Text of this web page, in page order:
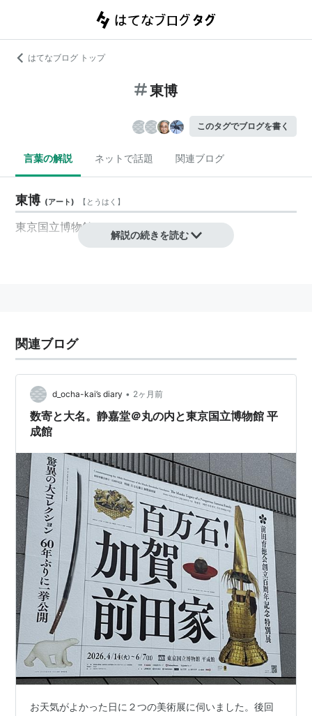
はてなブログ トップ
東博
このタグでブログを書く
言葉の解説 ネットで話題 関連ブログ
東博 (アート) 【 とうはく 】
東京国立博物館のこと。
解説の続きを読む
関連ブログ
d_ocha-kai’s diary • 2ヶ月前
数寄と大名。静嘉堂＠丸の内と東京国立博物館 平
成館
お天気がよかった日に２つの美術展に伺いました。後回